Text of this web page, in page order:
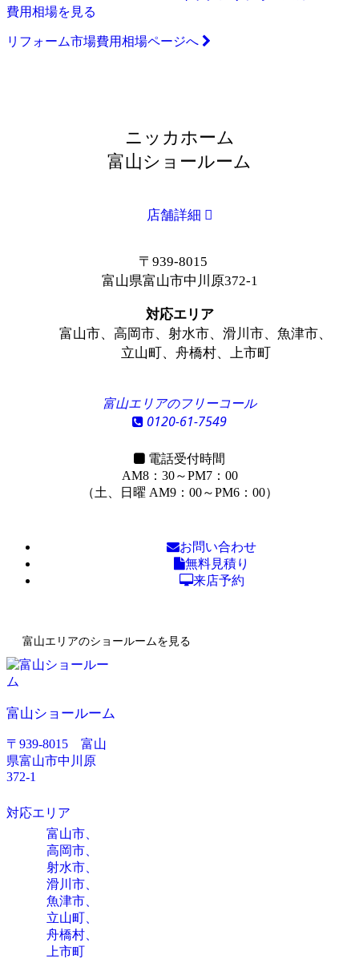
費用相場を見る
リフォーム市場費用相場ページへ
ニッカホーム
富山ショールーム
店舗詳細
〒939-8015
富山県富山市中川原372-1
対応エリア
富山市、高岡市、射水市、滑川市、魚津市、
立山町、舟橋村、上市町
富山エリアのフリーコール
0120-61-7549
電話受付時間
AM8：30～PM7：00
（土、日曜 AM9：00～PM6：00）
お問い合わせ
無料見積り
来店予約
富山エリアのショールームを見る
富山ショールーム
〒939-8015 富山
県富山市中川原
372-1
対応エリア
富山市、
高岡市、
射水市、
滑川市、
魚津市、
立山町、
舟橋村、
上市町